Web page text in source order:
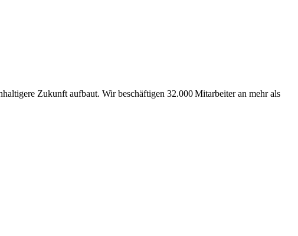
Zukunft aufbaut. Wir beschäftigen 32.000 Mitarbeiter an mehr als